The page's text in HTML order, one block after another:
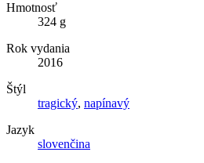
Hmotnosť
324 g
Rok vydania
2016
Štýl
tragický, napínavý
Jazyk
slovenčina